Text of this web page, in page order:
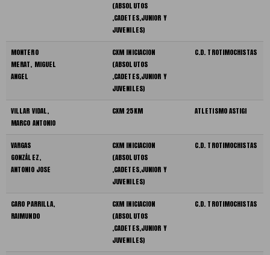
(ABSOLUTOS
,CADETES,JUNIOR Y
JUVENILES)
MONTERO
MERAT, MIGUEL
ANGEL
CXM INICIACION
(ABSOLUTOS
,CADETES,JUNIOR Y
JUVENILES)
C.D. TROTIMOCHISTAS
VILLAR VIDAL,
MARCO ANTONIO
CXM 25KM ATLETISMO ASTIGI
VARGAS
GONZÁLEZ,
ANTONIO JOSE
CXM INICIACION
(ABSOLUTOS
,CADETES,JUNIOR Y
JUVENILES)
C.D. TROTIMOCHISTAS
CARO PARRILLA,
RAIMUNDO
CXM INICIACION
(ABSOLUTOS
,CADETES,JUNIOR Y
JUVENILES)
C.D. TROTIMOCHISTAS